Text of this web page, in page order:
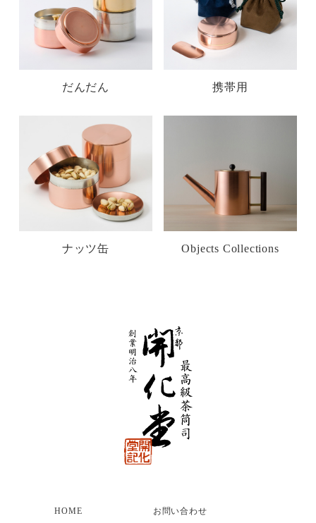
だんだん 携帯用
ナッツ缶 Objects Collections
HOME お問い合わせ